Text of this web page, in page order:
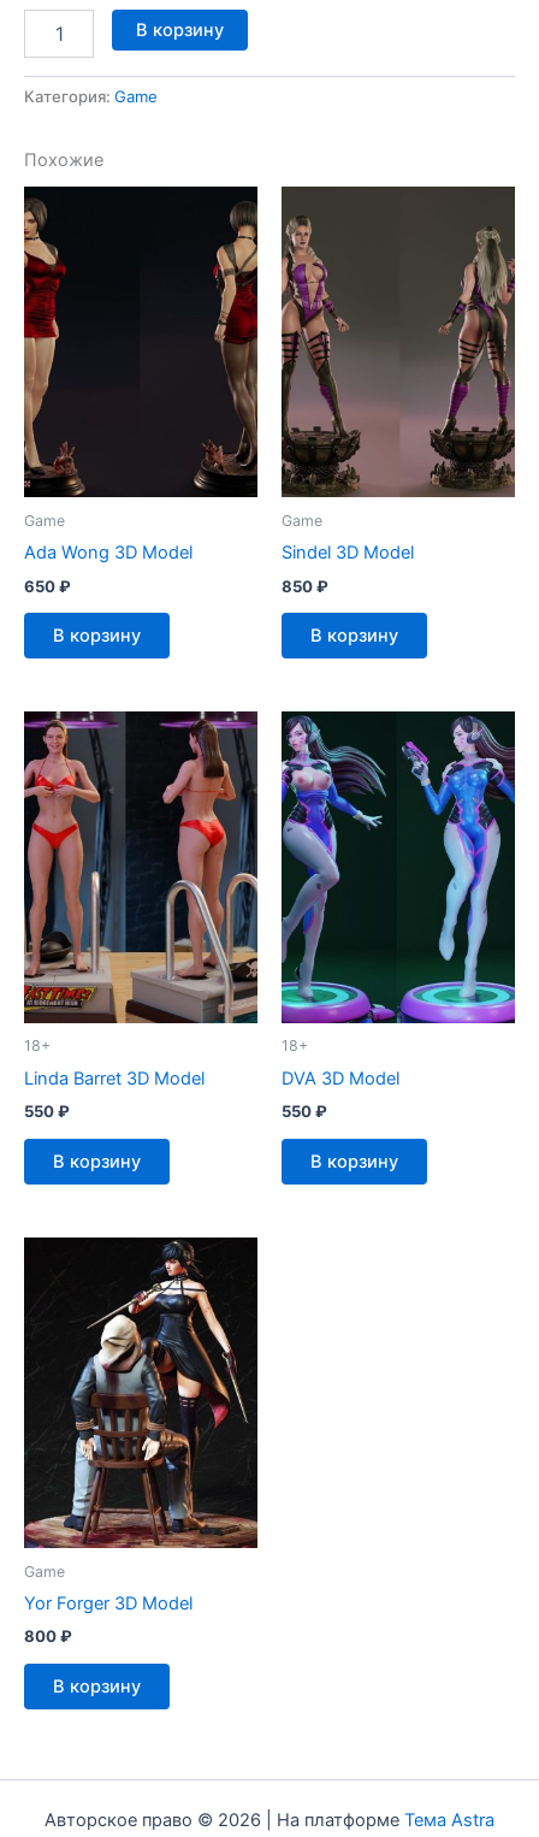
Количество
товара
Girl
В корзину
Категория: Game
Похожие
Game
Ada Wong 3D Model
650₽
В корзину
Game
Sindel 3D Model
850₽
В корзину
18+
Linda Barret 3D Model
550₽
В корзину
18+
DVA 3D Model
550₽
В корзину
Game
Yor Forger 3D Model
800₽
В корзину
Авторское право © 2026 | На платформе Тема Astra